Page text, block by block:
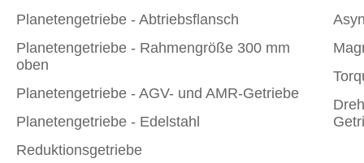
Planetengetriebe - Abtriebsflansch
Planetengetriebe - Rahmengröße 300 mm
oben
Planetengetriebe - AGV- und AMR-Getriebe
Planetengetriebe - Edelstahl
Reduktionsgetriebe